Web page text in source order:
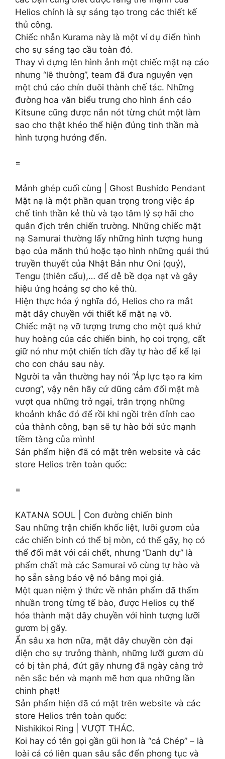
Helios chính là sự sáng tạo trong các thiết kế
thủ công.
Chiếc nhẫn Kurama này là một ví dụ điển hình
cho sự sáng tạo cầu toàn đó.
Thay vì dựng lên hình ảnh một chiếc mặt nạ cáo
nhưng “lẽ thường”, team đã đưa nguyên vẹn
một chú cáo chín đuôi thành chế tác. Những
đường hoa văn biểu trưng cho hình ảnh cáo
Kitsune cũng được nắn nót từng chút một làm
sao cho thật khéo thể hiện đúng tinh thần mà
hình tượng hướng đến.
=
Mảnh ghép cuối cùng | Ghost Bushido Pendant
Mặt nạ là một phần quan trọng trong việc áp
chế tinh thần kẻ thù và tạo tâm lý sợ hãi cho
quân địch trên chiến trường. Những chiếc mặt
nạ Samurai thường lấy những hình tượng hung
bạo của mãnh thú hoặc tạo hình những quái thú
truyền thuyết của Nhật Bản như Oni (quỷ),
Tengu (thiên cẩu),… để dễ bề dọa nạt và gây
hiệu ứng hoảng sợ cho kẻ thù.
Hiện thực hóa ý nghĩa đó, Helios cho ra mắt
mặt dây chuyền với thiết kế mặt nạ vỡ.
Chiếc mặt nạ vỡ tượng trưng cho một quá khứ
huy hoàng của các chiến binh, họ coi trọng, cất
giữ nó như một chiến tích đầy tự hào để kể lại
cho con cháu sau này.
Người ta vẫn thường hay nói “Áp lực tạo ra kim
cương”, vậy nên hãy cứ dũng cảm đối mặt mà
vượt qua những trở ngại, trân trọng những
khoảnh khắc đó để rồi khi ngồi trên đỉnh cao
của thành công, bạn sẽ tự hào bởi sức mạnh
tiềm tàng của mình!
Sản phẩm hiện đã có mặt trên website và các
store Helios trên toàn quốc:
=
KATANA SOUL | Con đường chiến binh
Sau những trận chiến khốc liệt, lưỡi gươm của
các chiến binh có thể bị mòn, có thể gãy, họ có
thể đối mắt với cái chết, nhưng “Danh dự” là
phẩm chất mà các Samurai vô cùng tự hào và
họ sẵn sàng bảo vệ nó bằng mọi giá.
Một quan niệm ý thức về nhân phẩm đã thấm
nhuần trong từng tế bào, được Helios cụ thể
hóa thành mặt dây chuyền với hình tượng lưỡi
gươm bị gãy.
Ẩn sâu xa hơn nữa, mặt dây chuyền còn đại
diện cho sự trưởng thành, những lưỡi gươm dù
có bị tàn phá, đứt gãy nhưng đã ngày càng trở
nên sắc bén và mạnh mẽ hơn qua những lần
chinh phạt!
Sản phẩm hiện đã có mặt trên website và các
store Helios trên toàn quốc:
Nishikikoi Ring | VƯỢT THÁC.
Koi hay có tên gọi gần gũi hơn là “cá Chép” – là
loài cá có liên quan sâu sắc đến phong tục và